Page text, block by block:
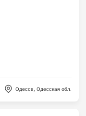
Одесса, Одесская обл.